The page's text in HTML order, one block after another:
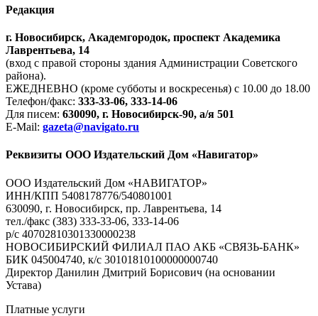
Редакция
г. Новосибирск, Академгородок, проспект Академика
Лаврентьева, 14
(вход с правой стороны здания Администрации Советского
района).
ЕЖЕДНЕВНО (кроме субботы и воскресенья) с 10.00 до 18.00
Телефон/факс: 333-33-06, 333-14-06
Для писем: 630090, г. Новосибирск-90, а/я 501
E-Mail: gazeta@navigato.ru
Реквизиты ООО Издательский Дом «Навигатор»
ООО Издательский Дом «НАВИГАТОР»
ИНН/КПП 5408178776/540801001
630090, г. Новосибирск, пр. Лаврентьева, 14
тел./факс (383) 333-33-06, 333-14-06
р/с 40702810301330000238
НОВОСИБИРСКИЙ ФИЛИАЛ ПАО АКБ «СВЯЗЬ-БАНК»
БИК 045004740, к/с 30101810100000000740
Директор Данилин Дмитрий Борисович (на основании
Устава)
Платные услуги